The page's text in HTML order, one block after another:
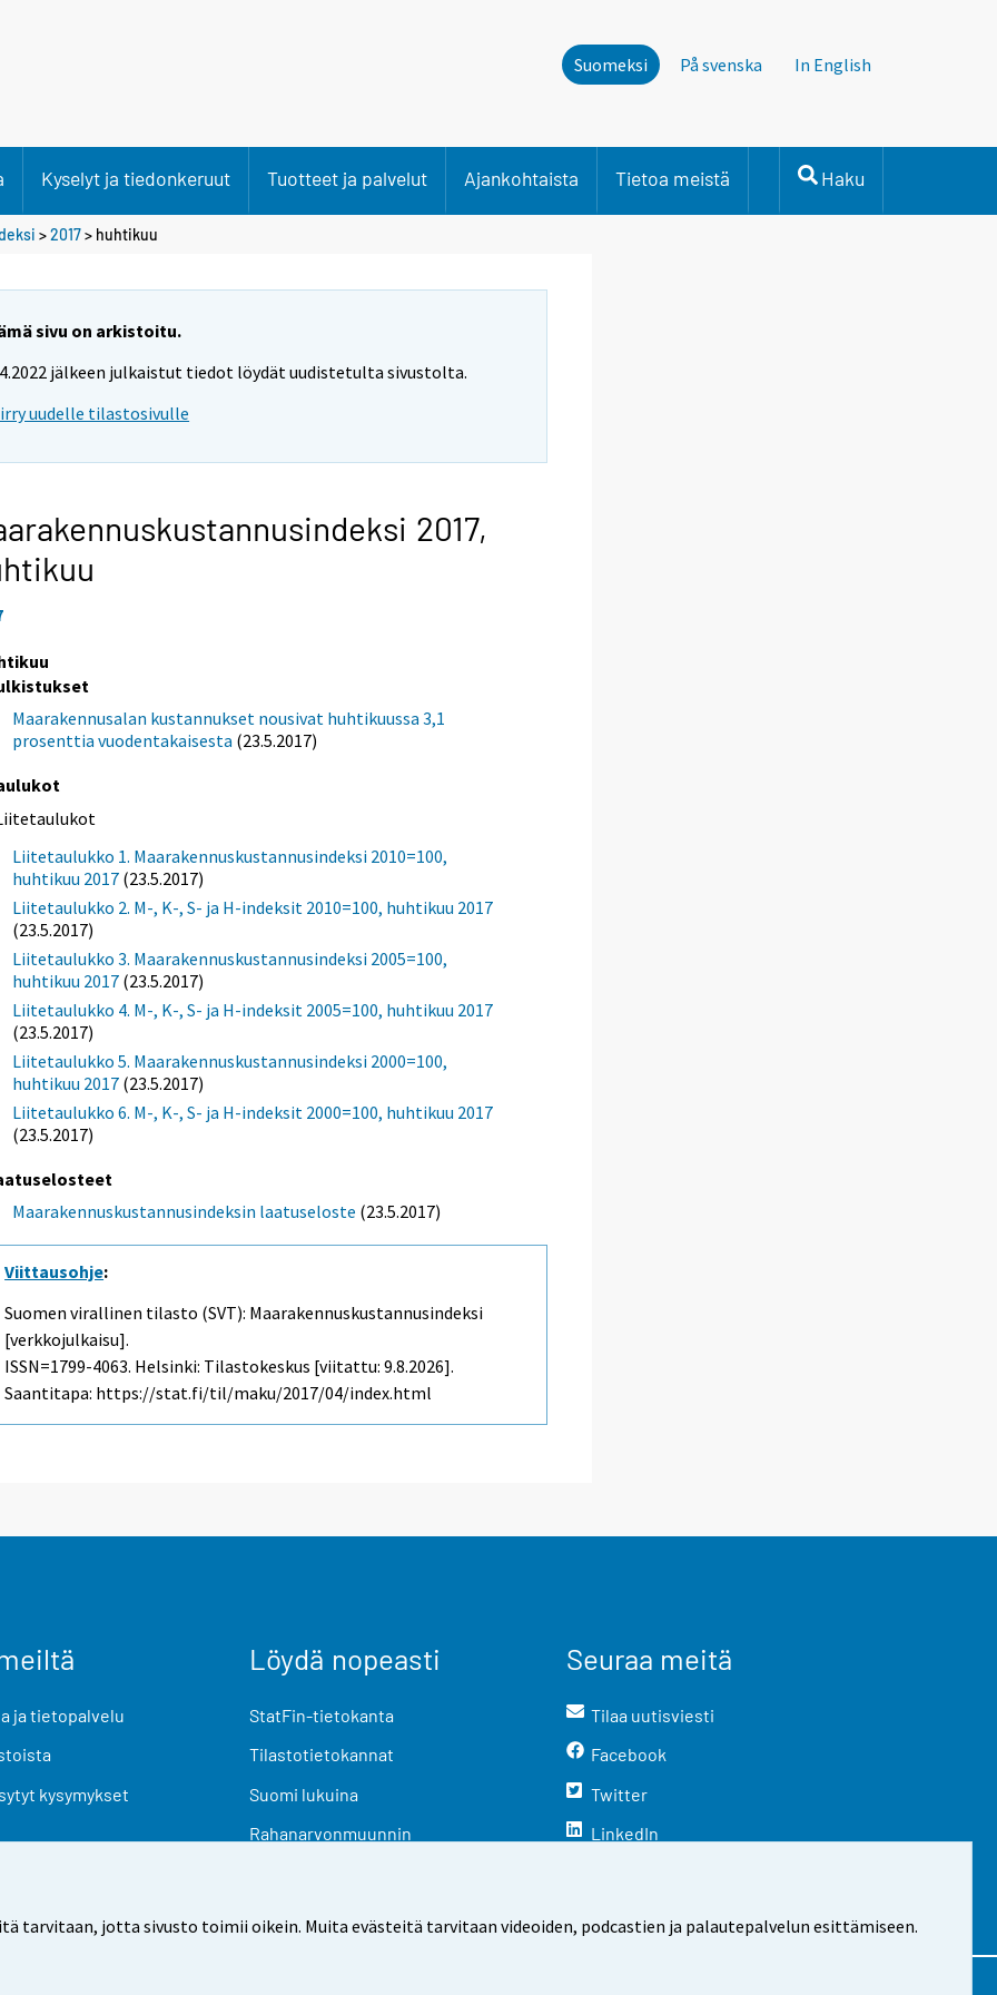
tarvitaan, jotta sivusto toimii oikein. Muita evästeitä tarvitaan videoiden, podcastien ja palautepalvelun esittämiseen.
Suomeksi På svenska In English
Kyselyt ja tiedonkeruut Tuotteet ja palvelut Ajankohtaista Tietoa meistä Haku
>2017> huhtikuu
sivu on arkistoitu.
jälkeen julkaistut tiedot löydät uudistetulta sivustolta.
uudelle tilastosivulle
2017,
Maarakennusalan kustannukset nousivat huhtikuussa 3,1
prosenttia vuodentakaisesta (23.5.2017)
Liitetaulukko 1. Maarakennuskustannusindeksi 2010=100,
huhtikuu 2017 (23.5.2017)
Liitetaulukko 2. M-, K-, S- ja H-indeksit 2010=100, huhtikuu 2017
(23.5.2017)
Liitetaulukko 3. Maarakennuskustannusindeksi 2005=100,
huhtikuu 2017 (23.5.2017)
Liitetaulukko 4. M-, K-, S- ja H-indeksit 2005=100, huhtikuu 2017
(23.5.2017)
Liitetaulukko 5. Maarakennuskustannusindeksi 2000=100,
huhtikuu 2017 (23.5.2017)
Liitetaulukko 6. M-, K-, S- ja H-indeksit 2000=100, huhtikuu 2017
(23.5.2017)
Maarakennuskustannusindeksin laatuseloste (23.5.2017)
Viittausohje:
Suomen virallinen tilasto (SVT): Maarakennuskustannusindeksi
[verkkojulkaisu].
ISSN=1799-4063. Helsinki: Tilastokeskus [viitattu: 9.8.2026].
Saantitapa: https://stat.fi/til/maku/2017/04/index.html
ja tietopalvelu
kysymykset
Löydä nopeasti
StatFin-tietokanta
Tilastotietokannat
Suomi lukuina
Rahanarvonmuunnin
Seuraa meitä
Tilaa uutisviesti
Facebook
Twitter
LinkedIn